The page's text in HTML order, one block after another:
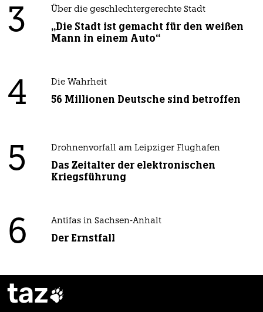
3 Über die geschlechtergerechte Stadt
„Die Stadt ist gemacht für den weißen
Mann in einem Auto“
4 Die Wahrheit
56 Millionen Deutsche sind betroffen
5 Drohnenvorfall am Leipziger Flughafen
Das Zeitalter der elektronischen
Kriegsführung
6 Antifas in Sachsen-Anhalt
Der Ernstfall
taz